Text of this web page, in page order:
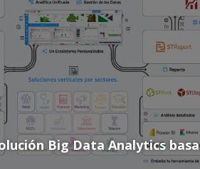
Big Data Analytics